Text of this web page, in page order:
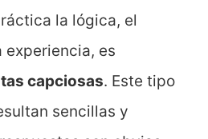
la lógica, el
experiencia, es
capciosas. Este tipo
sencillas y